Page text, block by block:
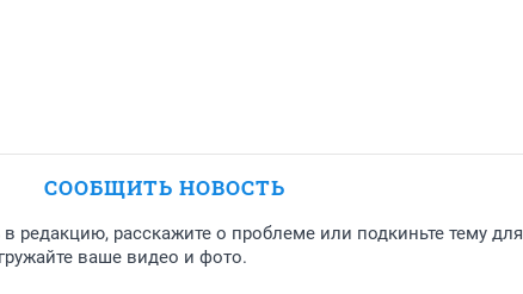
СООБЩИТЬ НОВОСТЬ
редакцию, расскажите о проблеме или подкиньте тему для
ваше видео и фото.